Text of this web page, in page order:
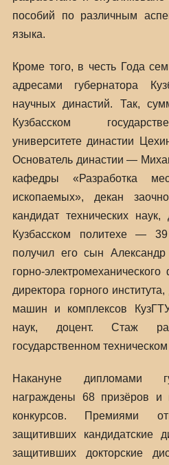
пособий по различным
языка.
Кроме того, в честь Года
адресами губернатора
научных династий. Так,
Кузбасском
университете династии
Основатель династии —
кафедры «Разработка
ископаемых», декан
кандидат технических
Кузбасском политехе —
получил его сын
горно-электромеханического
директора горного
машин и комплексов
наук, доцент. Стаж
государственном
Накануне дипломами
награждены 68 призёров и
конкурсов. Премиями
защитивших кандидатские
защитивших докторские